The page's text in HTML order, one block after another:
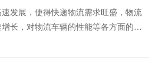
发展，使得快递物流需求旺盛，物流
长，对物流车辆的性能等各方面的要